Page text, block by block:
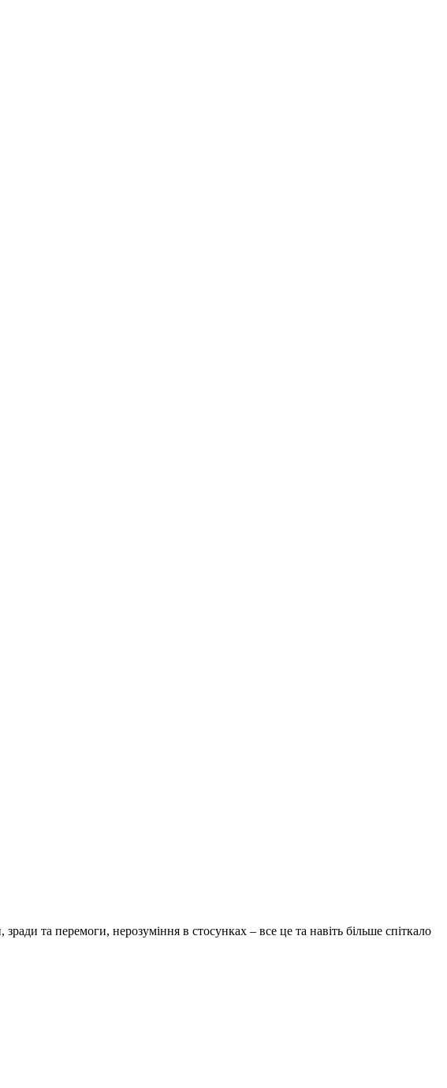
та перемоги, нерозуміння в стосунках – все це та навіть більше спіткало